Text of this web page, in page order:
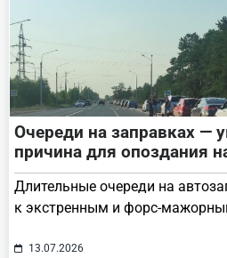
Очереди на заправках —
причина для опоздания
Длительные очереди на
к экстренным и форс-
13.07.2026